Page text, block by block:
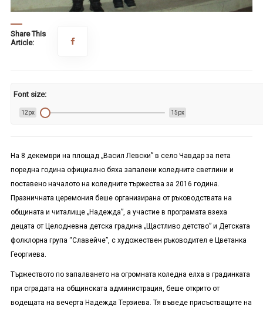
Share This
Article:
Font size:
12px 15px
На 8 декември на площад „Васил Левски” в село Чавдар за пета
поредна година официално бяха запалени коледните светлини и
поставено началото на коледните тържества за 2016 година.
Празничната церемония беше организирана от ръководствата на
общината и читалище „Надежда”, а участие в програмата взеха
децата от Целодневна детска градина „Щастливо детство” и Детската
фолклорна група “Славейче”, с художествен ръководител е Цветанка
Георгиева.
Тържеството по запалването на огромната коледна елха в градинката
при сградата на общинската администрация, беше открито от
водещата на вечерта Надежда Терзиева. Тя въведе присъстващите на